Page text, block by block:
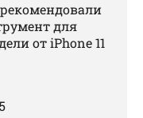
для
от iPhone 11